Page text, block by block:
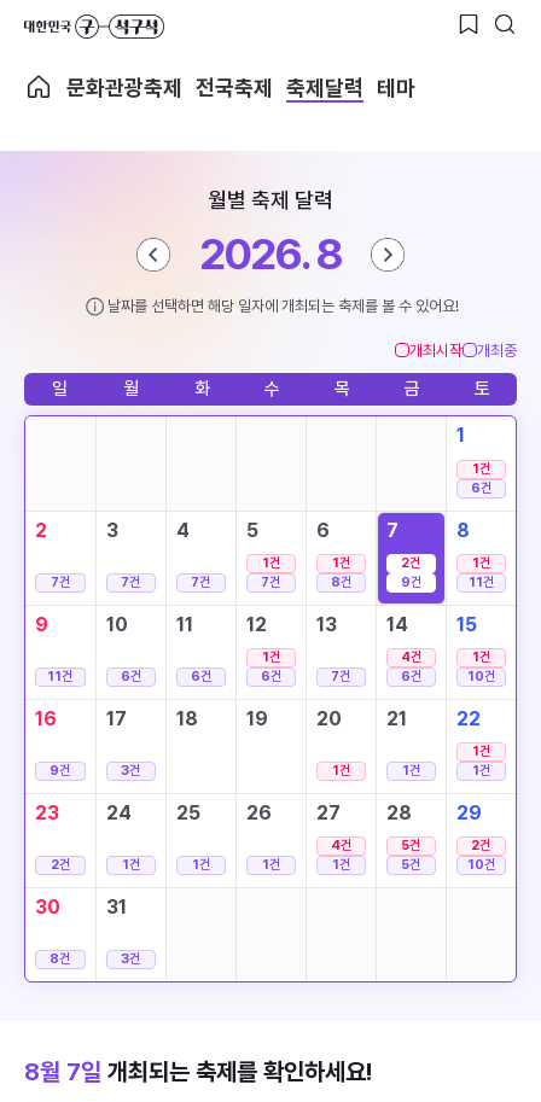
문화관광축제 전국축제 축제달력 테마
월별 축제 달력
2026. 8
날짜를 선택하면 해당 일자에 개최되는 축제를 볼 수 있어요!
개최시작 개최중
일 월 화 수 목 금 토
1
1건
6건
2
7건
3
7건
4
7건
5
1건
7건
6
1건
8건
7
2건
9건
8
1건
11건
9
11건
10
6건
11
6건
12
1건
6건
13
7건
14
4건
6건
15
1건
10건
16
9건
17
3건
18 19 20
1건
21
1건
22
1건
1건
23
2건
24
1건
25
1건
26
1건
27
4건
1건
28
5건
5건
29
2건
10건
30
8건
31
3건
8월 7일 개최되는 축제를 확인하세요!